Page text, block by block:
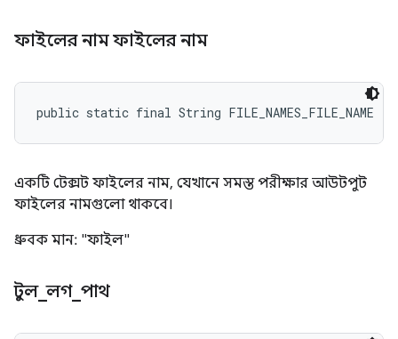
ফাইলের নাম ফাইলের নাম
public static final String FILE_NAMES_FILE_NAME
একটি টেক্সট ফাইলের নাম, যেখানে সমস্ত পরীক্ষার আউটপুট
ফাইলের নামগুলো থাকবে।
ধ্রুবক মান: "ফাইল"
টুল_লগ_ পাথ